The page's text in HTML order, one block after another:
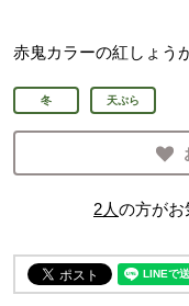
赤鬼カラーの紅しょう
冬 天ぷら
2人の方がお